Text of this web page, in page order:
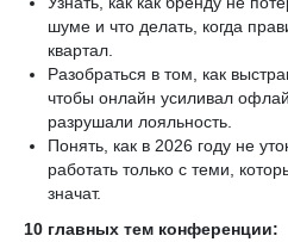
шуме и что делать, когда
квартал.
Разобраться в том, как
чтобы онлайн усиливал
разрушали лояльность.
Понять, как в 2026 году не
работать только с теми,
значат.
10 главных тем конференции: